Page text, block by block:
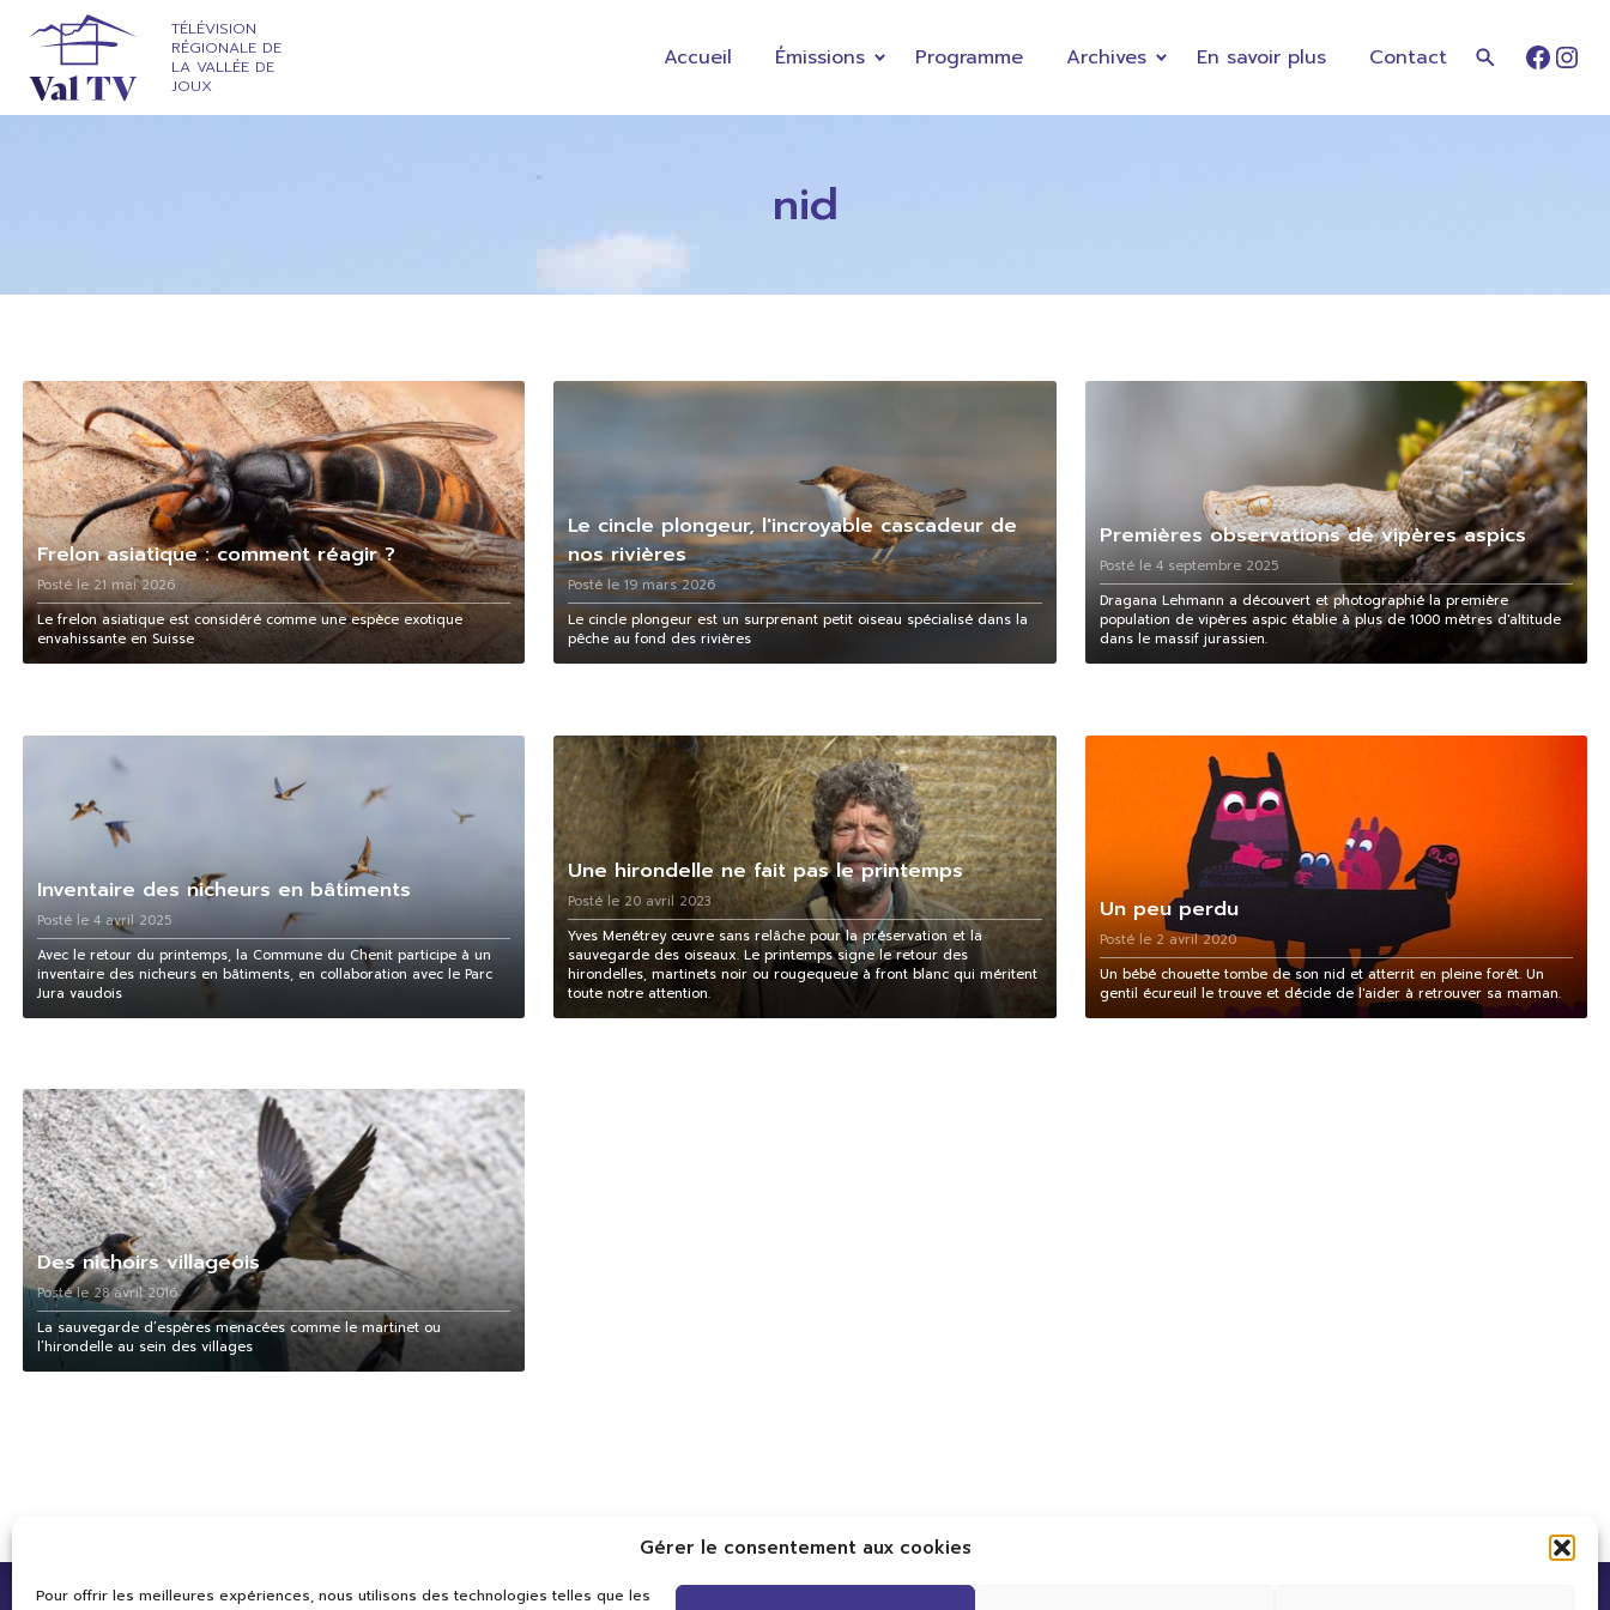
Gérer le consentement aux cookies
Pour offrir les meilleures expériences, nous utilisons des technologies telles que les
TÉLÉVISION
RÉGIONALE DE
LA VALLÉE DE
JOUX
Accueil Émissions Programme Archives En savoir plus Contact
nid
Frelon asiatique : comment réagir ?
Posté le 21 mai 2026
Le frelon asiatique est considéré comme une espèce exotique
envahissante en Suisse
Le cincle plongeur, l'incroyable cascadeur de
nos rivières
Posté le 19 mars 2026
Le cincle plongeur est un surprenant petit oiseau spécialisé dans la
pêche au fond des rivières
Premières observations de vipères aspics
Posté le 4 septembre 2025
Dragana Lehmann a découvert et photographié la première
population de vipères aspic établie à plus de 1000 mètres d'altitude
dans le massif jurassien.
Inventaire des nicheurs en bâtiments
Posté le 4 avril 2025
Avec le retour du printemps, la Commune du Chenit participe à un
inventaire des nicheurs en bâtiments, en collaboration avec le Parc
Jura vaudois
Une hirondelle ne fait pas le printemps
Posté le 20 avril 2023
Yves Menétrey œuvre sans relâche pour la préservation et la
sauvegarde des oiseaux. Le printemps signe le retour des
hirondelles, martinets noir ou rougequeue à front blanc qui méritent
toute notre attention.
Un peu perdu
Posté le 2 avril 2020
Un bébé chouette tombe de son nid et atterrit en pleine forêt. Un
gentil écureuil le trouve et décide de l'aider à retrouver sa maman.
Des nichoirs villageois
Posté le 28 avril 2016
La sauvegarde d’espères menacées comme le martinet ou
l’hirondelle au sein des villages